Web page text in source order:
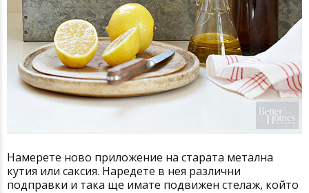
Намерете ново приложение на старата метална
кутия или саксия. Наредете в нея различни
подправки и така ще имате подвижен стелаж, който